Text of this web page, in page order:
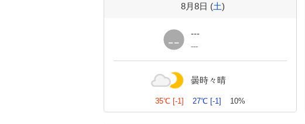
8月8日 (土)
---
---
曇時々晴
35℃ [-1] 27℃ [-1] 10%